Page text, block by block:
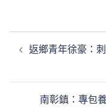
章 返鄉青年徐豪：
南彰鎮：專包